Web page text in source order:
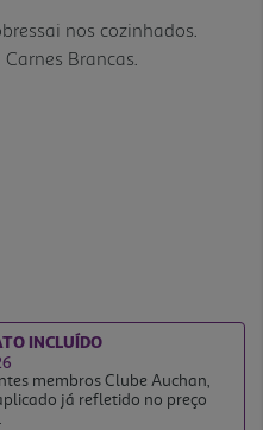
nos cozinhados.
Brancas.
INCLUÍDO
membros Clube Auchan,
já refletido no preço